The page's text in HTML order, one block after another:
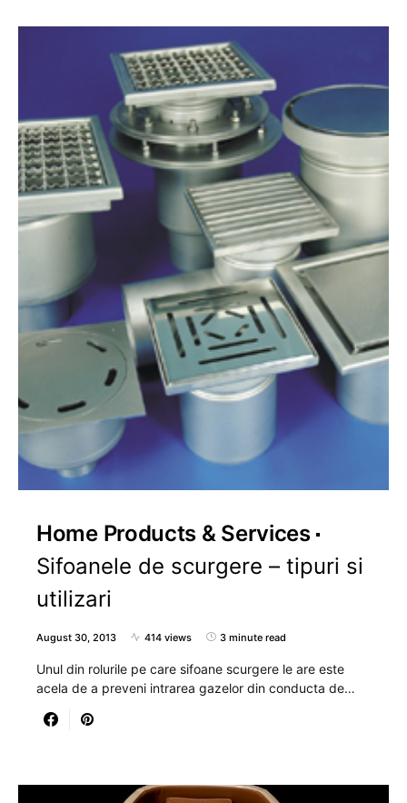
Home Products & Services
Sifoanele de scurgere – tipuri si
utilizari
August 30, 2013 414 views 3 minute read
Unul din rolurile pe care sifoane scurgere le are este
acela de a preveni intrarea gazelor din conducta de…